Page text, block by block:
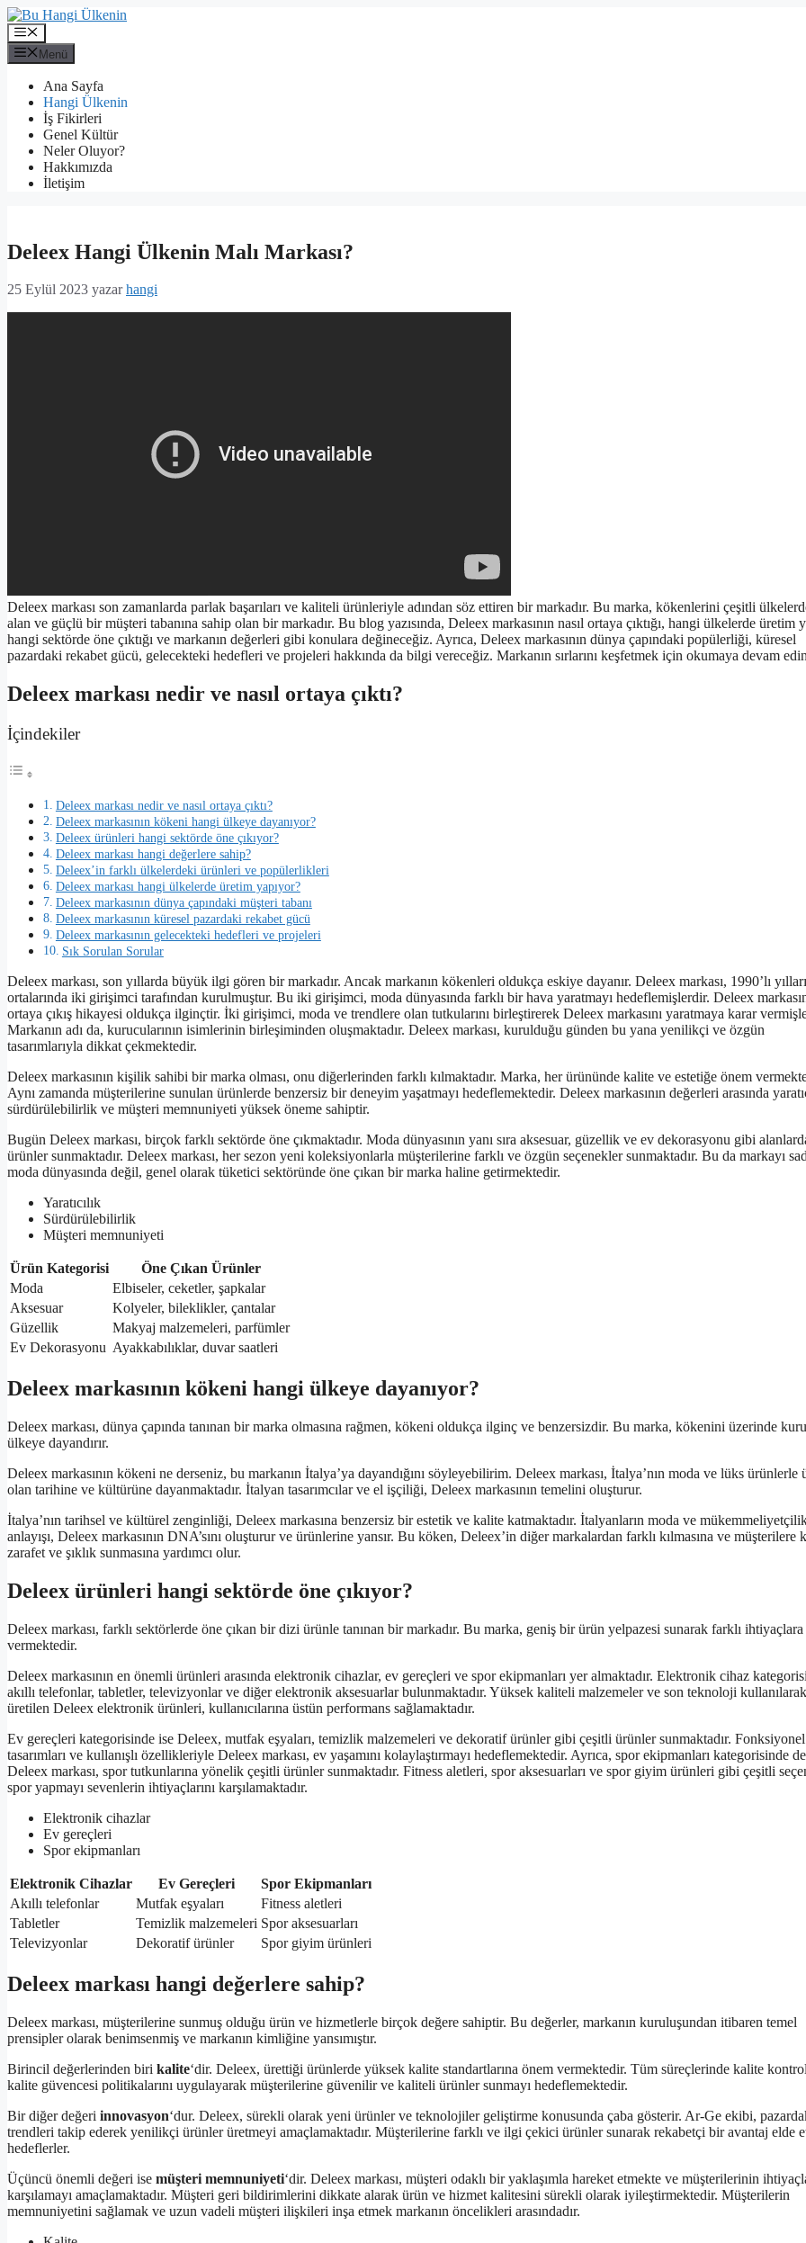
İçeriğe
atla
Menü
Menü
Ana Sayfa
Hangi Ülkenin
İş Fikirleri
Genel Kültür
Neler Oluyor?
Hakkımızda
İletişim
Deleex Hangi Ülkenin Malı Markası?
25 Eylül 2023 yazarhangi
Deleex markası son zamanlarda parlak başarıları ve kaliteli ürünleriyle adından söz ettiren bir markadır. Bu marka, kökenlerini çeşitli
alan ve güçlü bir müşteri tabanına sahip olan bir markadır. Bu blog yazısında, Deleex markasının nasıl ortaya çıktığı, hangi ülkelerde üretim
hangi sektörde öne çıktığı ve markanın değerleri gibi konulara değineceğiz. Ayrıca, Deleex markasının dünya çapındaki popülerliği, küresel
pazardaki rekabet gücü, gelecekteki hedefleri ve projeleri hakkında da bilgi vereceğiz. Markanın sırlarını keşfetmek için okumaya devam
Deleex markası nedir ve nasıl ortaya çıktı?
İçindekiler
Deleex markası nedir ve nasıl ortaya çıktı?
Deleex markasının kökeni hangi ülkeye dayanıyor?
Deleex ürünleri hangi sektörde öne çıkıyor?
Deleex markası hangi değerlere sahip?
Deleex’in farklı ülkelerdeki ürünleri ve popülerlikleri
Deleex markası hangi ülkelerde üretim yapıyor?
Deleex markasının dünya çapındaki müşteri tabanı
Deleex markasının küresel pazardaki rekabet gücü
Deleex markasının gelecekteki hedefleri ve projeleri
Sık Sorulan Sorular
Deleex markası, son yıllarda büyük ilgi gören bir markadır. Ancak markanın kökenleri oldukça eskiye dayanır. Deleex markası, 1990’lı
ortalarında iki girişimci tarafından kurulmuştur. Bu iki girişimci, moda dünyasında farklı bir hava yaratmayı hedeflemişlerdir. Deleex
ortaya çıkış hikayesi oldukça ilginçtir. İki girişimci, moda ve trendlere olan tutkularını birleştirerek Deleex markasını yaratmaya karar
Markanın adı da, kurucularının isimlerinin birleşiminden oluşmaktadır. Deleex markası, kurulduğu günden bu yana yenilikçi ve özgün
tasarımlarıyla dikkat çekmektedir.
Deleex markasının kişilik sahibi bir marka olması, onu diğerlerinden farklı kılmaktadır. Marka, her ürününde kalite ve estetiğe önem
Aynı zamanda müşterilerine sunulan ürünlerde benzersiz bir deneyim yaşatmayı hedeflemektedir. Deleex markasının değerleri arasında
sürdürülebilirlik ve müşteri memnuniyeti yüksek öneme sahiptir.
Bugün Deleex markası, birçok farklı sektörde öne çıkmaktadır. Moda dünyasının yanı sıra aksesuar, güzellik ve ev dekorasyonu gibi
ürünler sunmaktadır. Deleex markası, her sezon yeni koleksiyonlarla müşterilerine farklı ve özgün seçenekler sunmaktadır. Bu da markayı
moda dünyasında değil, genel olarak tüketici sektöründe öne çıkan bir marka haline getirmektedir.
Yaratıcılık
Sürdürülebilirlik
Müşteri memnuniyeti
Ürün Kategorisi
Öne Çıkan Ürünler
Moda
Elbiseler, ceketler, şapkalar
Aksesuar
Kolyeler, bileklikler, çantalar
Güzellik
Makyaj malzemeleri, parfümler
Ev Dekorasyonu Ayakkabılıklar, duvar saatleri
Deleex markasının kökeni hangi ülkeye dayanıyor?
Deleex markası, dünya çapında tanınan bir marka olmasına rağmen, kökeni oldukça ilginç ve benzersizdir. Bu marka, kökenini üzerinde
ülkeye dayandırır.
Deleex markasının kökeni ne derseniz, bu markanın İtalya’ya dayandığını söyleyebilirim. Deleex markası, İtalya’nın moda ve lüks ürünlerle
olan tarihine ve kültürüne dayanmaktadır. İtalyan tasarımcılar ve el işçiliği, Deleex markasının temelini oluşturur.
İtalya’nın tarihsel ve kültürel zenginliği, Deleex markasına benzersiz bir estetik ve kalite katmaktadır. İtalyanların moda ve
anlayışı, Deleex markasının DNA’sını oluşturur ve ürünlerine yansır. Bu köken, Deleex’in diğer markalardan farklı kılmasına ve müşterilere
zarafet ve şıklık sunmasına yardımcı olur.
Deleex ürünleri hangi sektörde öne çıkıyor?
Deleex markası, farklı sektörlerde öne çıkan bir dizi ürünle tanınan bir markadır. Bu marka, geniş bir ürün yelpazesi sunarak farklı
vermektedir.
Deleex markasının en önemli ürünleri arasında elektronik cihazlar, ev gereçleri ve spor ekipmanları yer almaktadır. Elektronik cihaz
akıllı telefonlar, tabletler, televizyonlar ve diğer elektronik aksesuarlar bulunmaktadır. Yüksek kaliteli malzemeler ve son teknoloji kullanılarak
üretilen Deleex elektronik ürünleri, kullanıcılarına üstün performans sağlamaktadır.
Ev gereçleri kategorisinde ise Deleex, mutfak eşyaları, temizlik malzemeleri ve dekoratif ürünler gibi çeşitli ürünler sunmaktadır. Fonksiyonel
tasarımları ve kullanışlı özellikleriyle Deleex markası, ev yaşamını kolaylaştırmayı hedeflemektedir. Ayrıca, spor ekipmanları kategorisinde de
Deleex markası, spor tutkunlarına yönelik çeşitli ürünler sunmaktadır. Fitness aletleri, spor aksesuarları ve spor giyim ürünleri gibi çeşitli
spor yapmayı sevenlerin ihtiyaçlarını karşılamaktadır.
Elektronik cihazlar
Ev gereçleri
Spor ekipmanları
Elektronik Cihazlar Ev Gereçleri
Spor Ekipmanları
Akıllı telefonlar
Mutfak eşyaları
Fitness aletleri
Tabletler
Temizlik malzemeleri Spor aksesuarları
Televizyonlar
Dekoratif ürünler Spor giyim ürünleri
Deleex markası hangi değerlere sahip?
Deleex markası, müşterilerine sunmuş olduğu ürün ve hizmetlerle birçok değere sahiptir. Bu değerler, markanın kuruluşundan itibaren temel
prensipler olarak benimsenmiş ve markanın kimliğine yansımıştır.
Birincil değerlerinden biri kalite‘dir. Deleex, ürettiği ürünlerde yüksek kalite standartlarına önem vermektedir. Tüm süreçlerinde kalite
kalite güvencesi politikalarını uygulayarak müşterilerine güvenilir ve kaliteli ürünler sunmayı hedeflemektedir.
Bir diğer değeri innovasyon‘dur. Deleex, sürekli olarak yeni ürünler ve teknolojiler geliştirme konusunda çaba gösterir. Ar-Ge ekibi,
trendleri takip ederek yenilikçi ürünler üretmeyi amaçlamaktadır. Müşterilerine farklı ve ilgi çekici ürünler sunarak rekabetçi bir avantaj elde
hedeflerler.
Üçüncü önemli değeri ise müşteri memnuniyeti‘dir. Deleex markası, müşteri odaklı bir yaklaşımla hareket etmekte ve müşterilerinin
karşılamayı amaçlamaktadır. Müşteri geri bildirimlerini dikkate alarak ürün ve hizmet kalitesini sürekli olarak iyileştirmektedir. Müşterilerin
memnuniyetini sağlamak ve uzun vadeli müşteri ilişkileri inşa etmek markanın öncelikleri arasındadır.